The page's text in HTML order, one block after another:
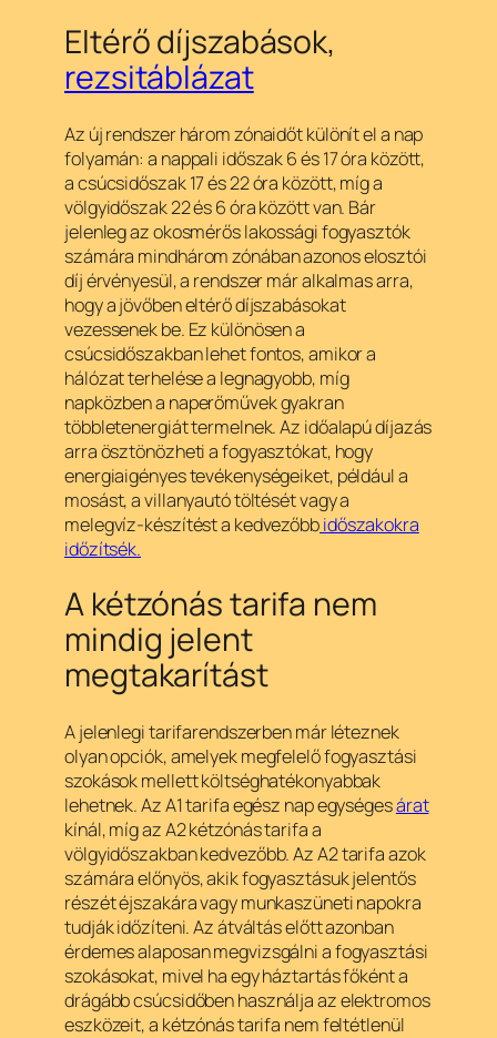
Eltérő díjszabások,
rezsitáblázat
Az új rendszer három zónaidőt különít el a nap
folyamán: a nappali időszak 6 és 17 óra között,
a csúcsidőszak 17 és 22 óra között, míg a
völgyidőszak 22 és 6 óra között van. Bár
jelenleg az okosmérős lakossági fogyasztók
számára mindhárom zónában azonos elosztói
díj érvényesül, a rendszer már alkalmas arra,
hogy a jövőben eltérő díjszabásokat
vezessenek be. Ez különösen a
csúcsidőszakban lehet fontos, amikor a
hálózat terhelése a legnagyobb, míg
napközben a naperőművek gyakran
többletenergiát termelnek. Az időalapú díjazás
arra ösztönözheti a fogyasztókat, hogy
energiaigényes tevékenységeiket, például a
mosást, a villanyautó töltését vagy a
melegvíz-készítést a kedvezőbbidőszakokra
időzítsék.
A kétzónás tarifa nem
mindig jelent
megtakarítást
A jelenlegi tarifarendszerben már léteznek
olyan opciók, amelyek megfelelő fogyasztási
szokások mellett költséghatékonyabbak
lehetnek. Az A1 tarifa egész nap egységesárat
kínál, míg az A2 kétzónás tarifa a
völgyidőszakban kedvezőbb. Az A2 tarifa azok
számára előnyös, akik fogyasztásuk jelentős
részét éjszakára vagy munkaszüneti napokra
tudják időzíteni. Az átváltás előtt azonban
érdemes alaposan megvizsgálni a fogyasztási
szokásokat, mivel ha egy háztartás főként a
drágább csúcsidőben használja az elektromos
eszközeit, a kétzónás tarifa nem feltétlenül